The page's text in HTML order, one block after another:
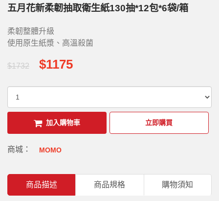
五月花新柔韌抽取衛生紙130抽*12包*6袋/箱
柔韌整體升級
使用原生紙漿、高溫殺菌
$1732 $1175
加入購物車 立即購買
商城： MOMO
商品描述 商品規格 購物須知